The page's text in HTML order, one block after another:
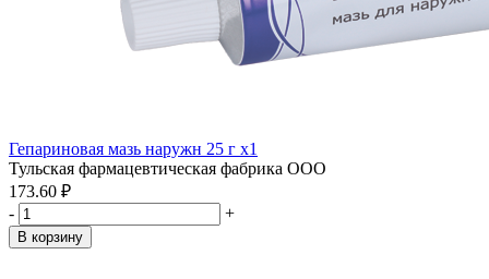
Гепариновая мазь наружн 25 г x1
Тульская фармацевтическая фабрика ООО
173.60 ₽
-
+
В корзину